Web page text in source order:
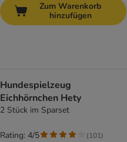
Zum Warenkorb
hinzufügen
Hundespielzeug
Eichhörnchen Hety
2 Stück im Sparset
Rating: 4/5 (101)